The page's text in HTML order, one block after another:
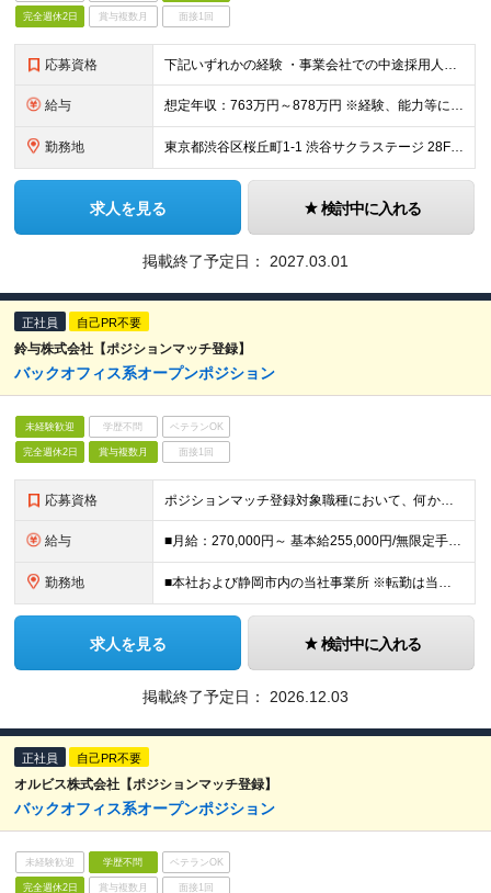
完全週休2日 賞与複数月 面接1回
応募資格 下記いずれかの経験 ・事業会社での中途採用人事経験（2年以上）※採用人数規模は年間50名以上 ・人材エージェント企業でのリクルーティング営業経験（2年以上） ・ヘッドハンティングファームでダイレクトス
給与 想定年収：763万円～878万円 ※経験、能力等に応じて個別に決定します。 ※年収763万の場合：月額53万（基本給42.9万＋時間外手当10.1万） ※年収878万の場合：月額61万（基本給49.
勤務地 東京都渋谷区桜丘町1-1 渋谷サクラステージ 28F （変更の範囲）上記を除く当社関連勤務地
求人を見る 検討中に入れる
掲載終了予定日： 2027.03.01
正社員 自己PR不要
鈴与株式会社【ポジションマッチ登録】
バックオフィス系オープンポジション
未経験歓迎 学歴不問 ベテランOK
完全週休2日 賞与複数月 面接1回
応募資格 ポジションマッチ登録対象職種において、何かしらの知識・経験を有する方 【活かせる経験・スキル】 ポジションマッチ登録対象職種に関連する知識・経験 ※該当ポジションが数多く存在する為、様々な経験が活か
給与 ■月給：270,000円～ 基本給255,000円/無限定手当15,000円 ＜年収例＞500万～850万円 ※時間外勤務手当、無限定手当を含めた想定年収です ※通勤手当、家族手当等の諸手当は規定に
勤務地 ■本社および静岡市内の当社事業所 ※転勤は当面ございません ＜本社＞ 静岡県静岡市清水区入船町11-1
求人を見る 検討中に入れる
掲載終了予定日： 2026.12.03
正社員 自己PR不要
オルビス株式会社【ポジションマッチ登録】
バックオフィス系オープンポジション
未経験歓迎 学歴不問 ベテランOK
完全週休2日 賞与複数月 面接1回